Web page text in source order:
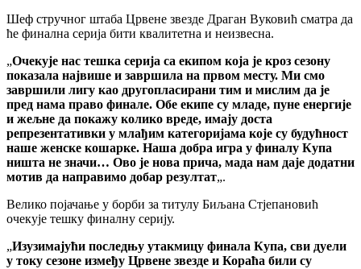
Шеф стручног штаба Црвене звезде Драган Вуковић сматра да
ће финална серија бити квалитетна и неизвесна.
„Очекује нас тешка серија са екипом која је кроз сезону
показала највише и завршила на првом месту. Ми смо
завршили лигу као другопласирани тим и мислим да је
пред нама право финале. Обе екипе су младе, пуне енергије
и жељне да покажу колико вреде, имају доста
репрезентативки у млађим категоријама које су будућност
наше женске кошарке. Наша добра игра у финалу Купа
ништа не значи… Ово је нова прича, мада нам даје додатни
мотив да направимо добар резултат„.
Велико појачање у борби за титулу Биљана Стјепановић
очекује тешку финалну серију.
„Изузимајући последњу утакмицу финала Купа, сви дуели
у току сезоне између Црвене звезде и Кораћа били су